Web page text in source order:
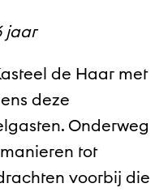
jaar
de Haar met
deze
Onderweg
tot
voorbij die